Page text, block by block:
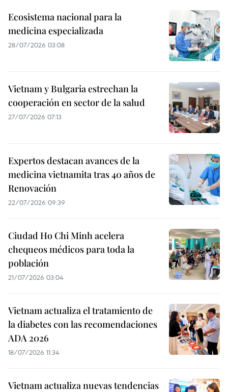
Ecosistema nacional para la
medicina especializada
28/07/2026 03:08
Vietnam y Bulgaria estrechan la
cooperación en sector de la salud
27/07/2026 07:13
Expertos destacan avances de la
medicina vietnamita tras 40 años de
Renovación
22/07/2026 09:39
Ciudad Ho Chi Minh acelera
chequeos médicos para toda la
población
21/07/2026 03:04
Vietnam actualiza el tratamiento de
la diabetes con las recomendaciones
ADA 2026
18/07/2026 11:34
Vietnam actualiza nuevas tendencias